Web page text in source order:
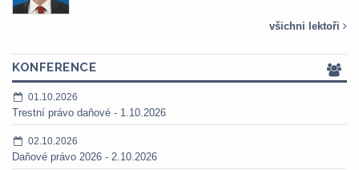
všichni lektoři
KONFERENCE
01.10.2026
Trestní právo daňové - 1.10.2026
02.10.2026
Daňové právo 2026 - 2.10.2026